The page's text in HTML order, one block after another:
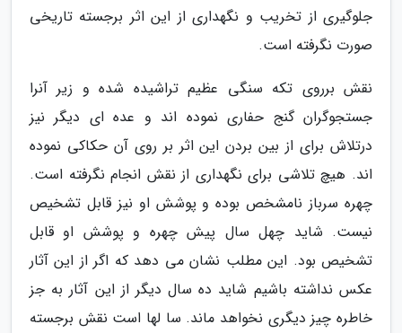
جلوگیری از تخریب و نگهداری از این اثر برجسته تاریخی
صورت نگرفته است.
نقش برروی تکه سنگی عظیم تراشیده شده و زیر آنرا
جستجوگران گنج حفاری نموده اند و عده ای دیگر نیز
درتلاش برای از بین بردن این اثر بر روی آن حکاکی نموده
اند. هیچ تلاشی برای نگهداری از نقش انجام نگرفته است.
چهره سرباز نامشخص بوده و پوشش او نیز قابل تشخیص
نیست. شاید چهل سال پیش چهره و پوشش او قابل
تشخیص بود. این مطلب نشان می دهد که اگر از این آثار
عکس نداشته باشیم شاید ده سال دیگر از این آثار به جز
خاطره چیز دیگری نخواهد ماند. سا لها است نقش برجسته